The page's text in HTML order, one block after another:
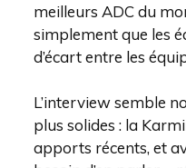
meilleurs ADC du
simplement que les
d’écart entre les
L’interview semble
plus solides : la
apports récents, et